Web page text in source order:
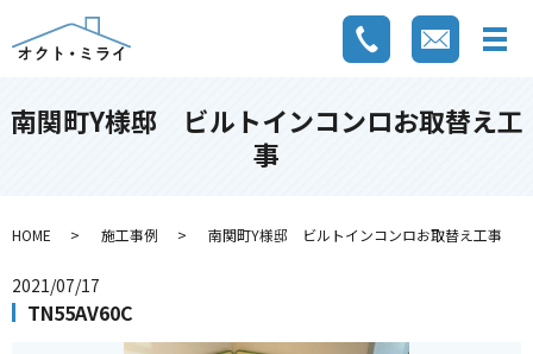
南関町Y様邸 ビルトインコンロお取替え工
事
HOME 施工事例 南関町Y様邸 ビルトインコンロお取替え工事
2021/07/17
TN55AV60C